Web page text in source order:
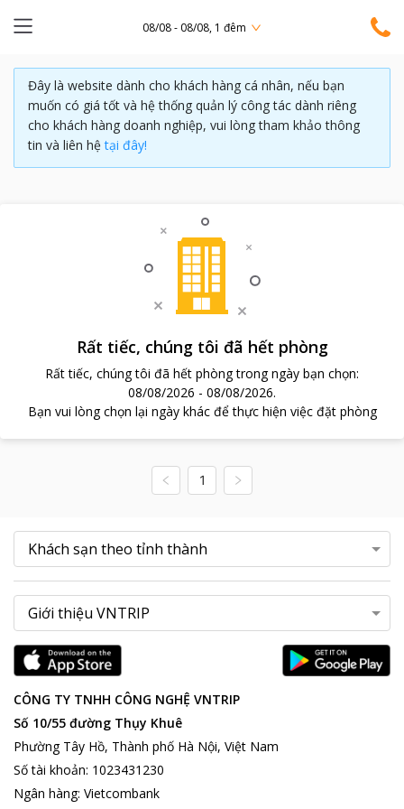
08/08 - 08/08, 1 đêm
Đây là website dành cho khách hàng cá nhân, nếu bạn
muốn có giá tốt và hệ thống quản lý công tác dành riêng
cho khách hàng doanh nghiệp, vui lòng tham khảo thông
tin và liên hệ tại đây!
Rất tiếc, chúng tôi đã hết phòng
Rất tiếc, chúng tôi đã hết phòng trong ngày bạn chọn:
08/08/2026 - 08/08/2026.
Bạn vui lòng chọn lại ngày khác để thực hiện việc đặt phòng
1
CÔNG TY TNHH CÔNG NGHỆ VNTRIP
Số 10/55 đường Thụy Khuê
Phường Tây Hồ, Thành phố Hà Nội, Việt Nam
Số tài khoản: 1023431230
Ngân hàng: Vietcombank